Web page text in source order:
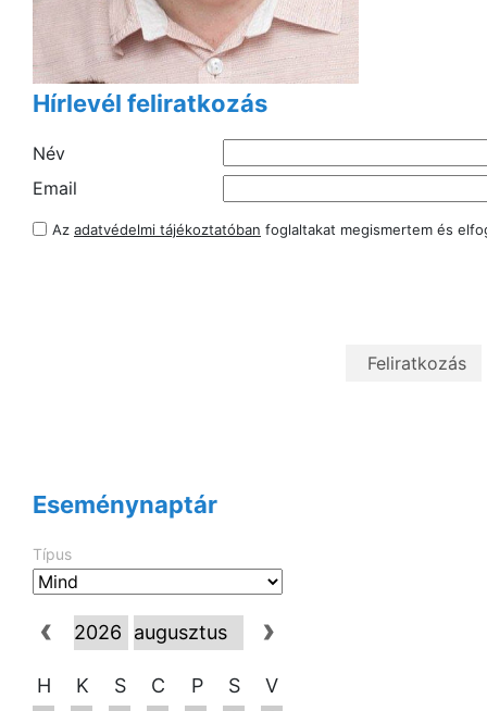
Hírlevél feliratkozás
Név
Email
Az adatvédelmi tájékoztatóban foglaltakat megismertem és
Eseménynaptár
Típus
H K S C P S V